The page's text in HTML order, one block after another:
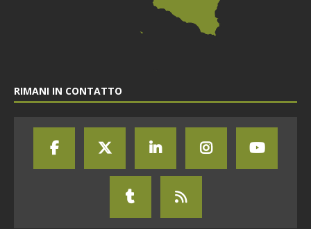
RIMANI IN CONTATTO